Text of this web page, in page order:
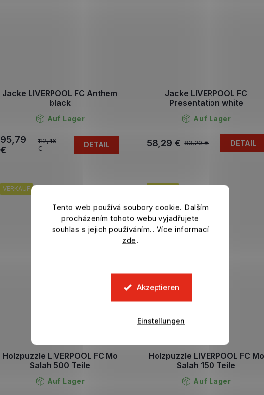
Tento web používá soubory cookie. Dalším
procházením tohoto webu vyjadřujete
souhlas s jejich používáním.. Více informací
zde.
Akzeptieren
Einstellungen
Jacke LIVERPOOL FC Anthem
black
Auf Lager
112,46
€
95,79
€
DETAIL
Jacke LIVERPOOL FC
Presentation white
Auf Lager
83,29 €
58,29 € DETAIL
VERKAUF
Holzpuzzle LIVERPOOL FC Mo
Salah 500 Teile
Auf Lager
Holzpuzzle LIVERPOOL FC Mo
Salah 150 Teile
Auf Lager